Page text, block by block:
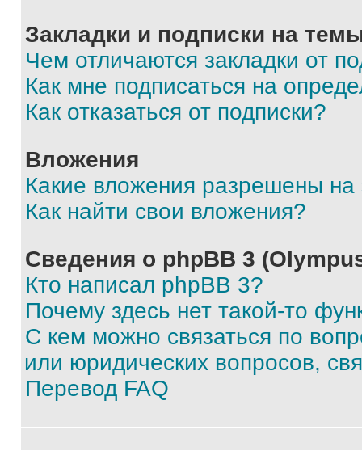
Закладки и подписки на
Чем отличаются закладки от
Как мне подписаться на
Как отказаться от подписки?
Вложения
Какие вложения разрешены
Как найти свои вложения?
Сведения о phpBB 3
Кто написал phpBB 3?
Почему здесь нет такой-то
С кем можно связаться по
или юридических вопросов,
Перевод FAQ